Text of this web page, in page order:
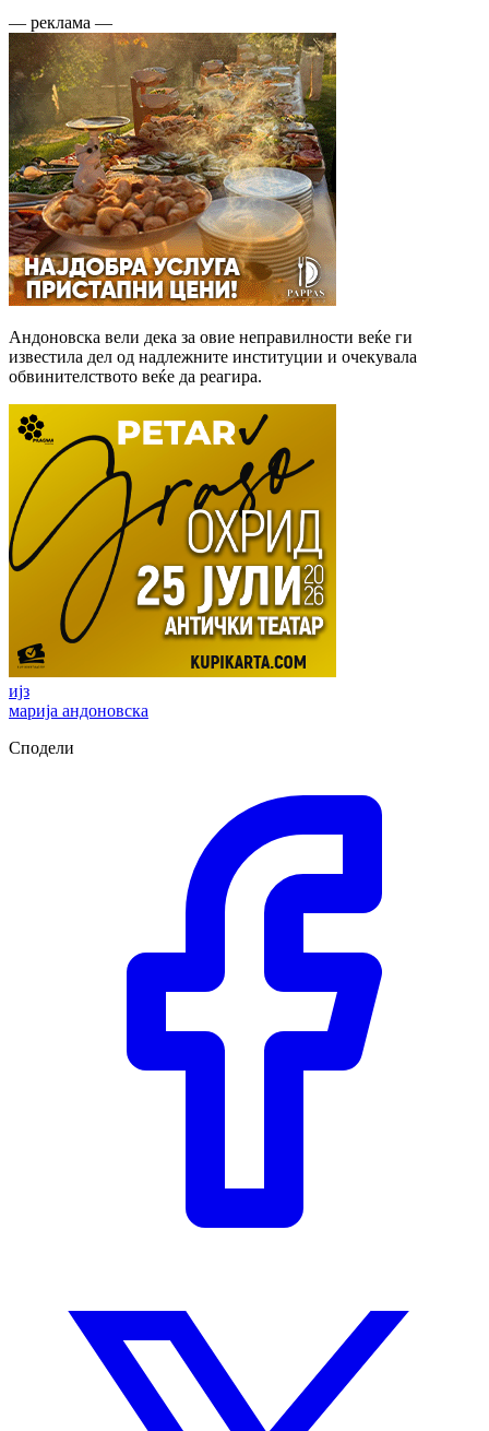
— реклама —
Андоновска вели дека за овие неправилности веќе ги
известила дел од надлежните институции и очекувала
обвинителството веќе да реагира.
ијз
марија андоновска
Сподели